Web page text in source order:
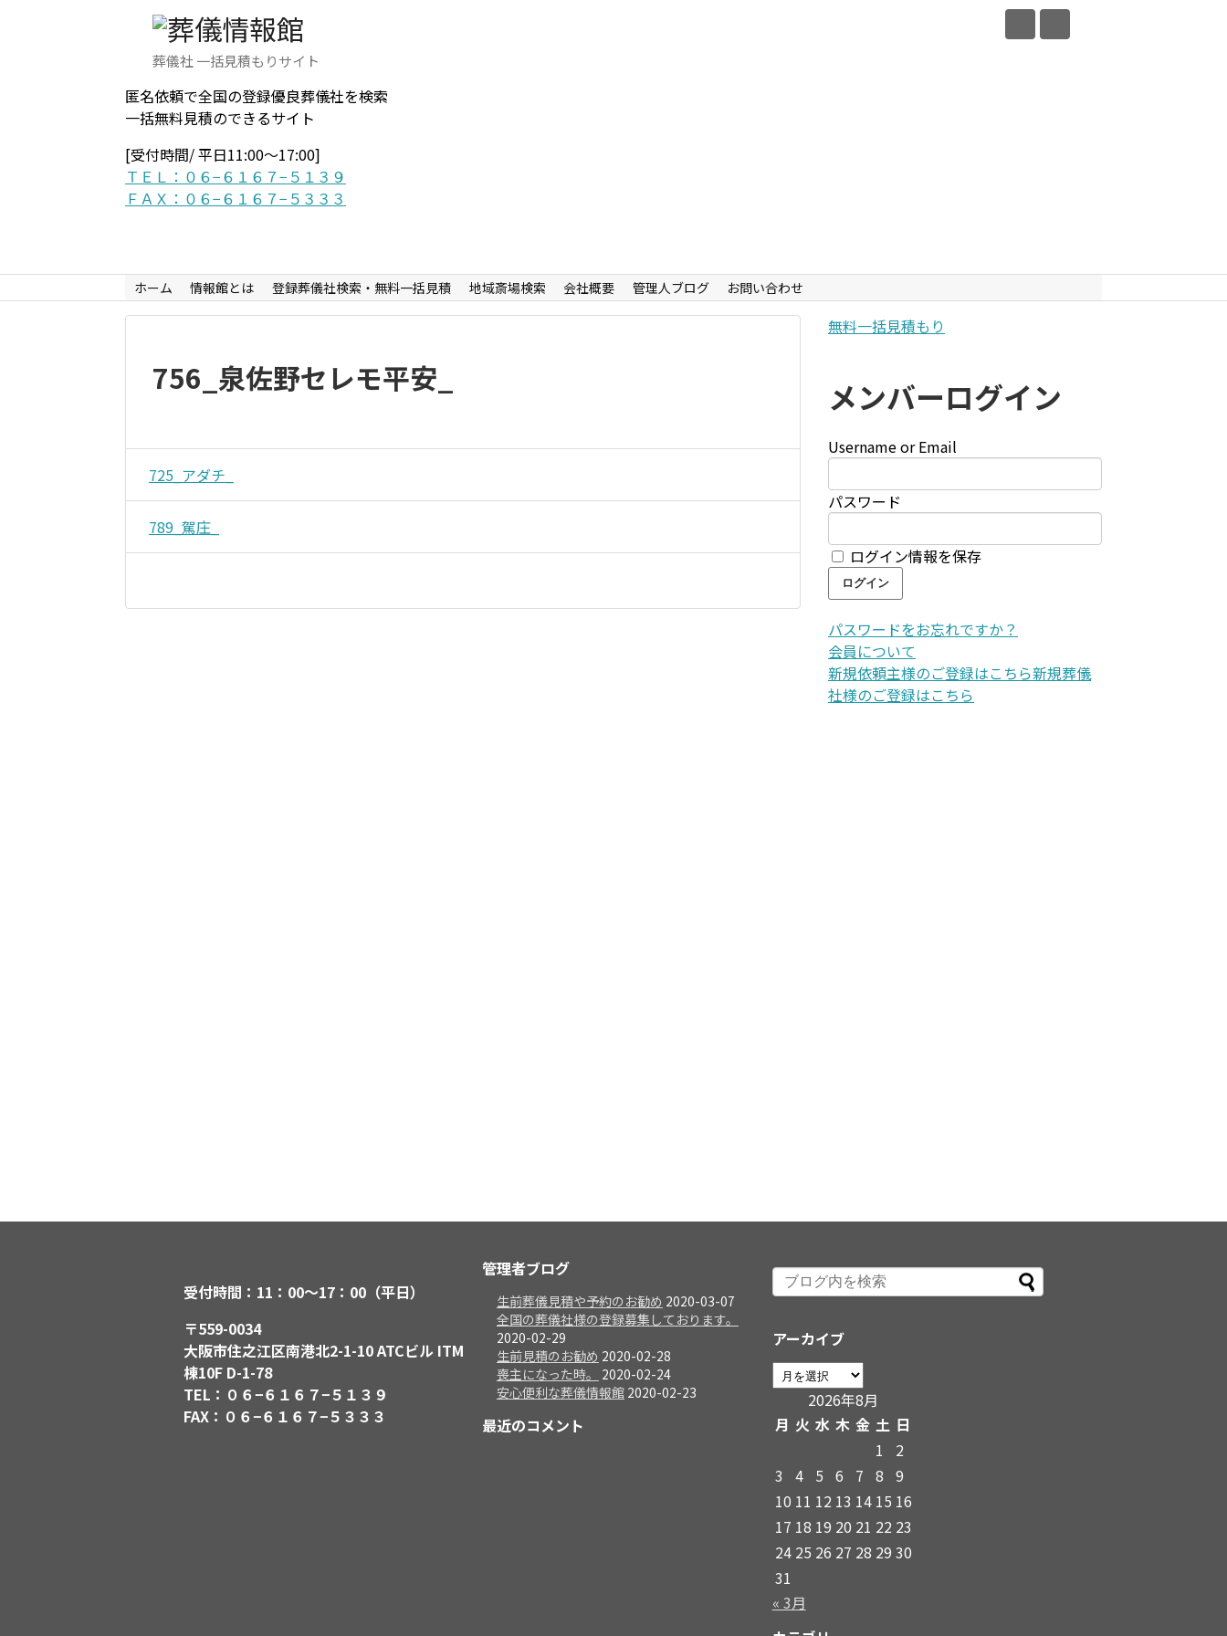
葬儀社 一括見積もりサイト
匿名依頼で全国の登録優良葬儀社を検索
一括無料見積のできるサイト
[受付時間/ 平日11:00〜17:00]
ＴＥＬ：０６−６１６７−５１３９
ＦＡＸ：０６−６１６７−５３３３
ホーム 情報館とは 登録葬儀社検索・無料一括見積 地域斎場検索 会社概要 管理人ブログ お問い合わせ
756_泉佐野セレモ平安_
725_アダチ_
789_駕庄_
無料一括見積もり
メンバーログイン
Username or Email
パスワード
ログイン情報を保存
パスワードをお忘れですか？
会員について
新規依頼主様のご登録はこちら新規葬儀
社様のご登録はこちら
受付時間：11：00〜17：00（平日）
〒559-0034
大阪市住之江区南港北2-1-10 ATCビル ITM
棟10F D-1-78
TEL：０６−６１６７−５１３９
FAX：０６−６１６７−５３３３
管理者ブログ
生前葬儀見積や予約のお勧め 2020-03-07
全国の葬儀社様の登録募集しております。
2020-02-29
生前見積のお勧め 2020-02-28
喪主になった時。
2020-02-24
安心便利な葬儀情報館 2020-02-23
最近のコメント
アーカイブ
2026年8月
月 火 水 木 金 土 日
1
2
3
4 5 6 7 8 9
10 11 12 13 14 15 16
17 18 19 20 21 22 23
24 25 26 27 28 29 30
31
« 3月